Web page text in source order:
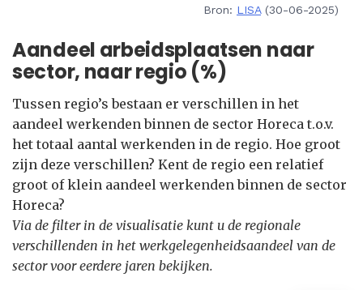
Bron: LISA(30-06-2025)
Aandeel arbeidsplaatsen naar
sector, naar regio (%)
Tussen regio’s bestaan er verschillen in het
aandeel werkenden binnen de sector Horeca t.o.v.
het totaal aantal werkenden in de regio. Hoe groot
zijn deze verschillen? Kent de regio een relatief
groot of klein aandeel werkenden binnen de sector
Horeca?
Via de filter in de visualisatie kunt u de regionale
verschillenden in het werkgelegenheidsaandeel van de
sector voor eerdere jaren bekijken.